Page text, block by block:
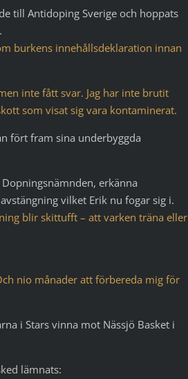
till Antidoping Sverige och hoppats
burkens innehållsdeklaration innan
inte fått svar. Jag har inte brutit
som visat sig vara kontaminerat.
fört fram sina underbyggda
erkänna
vilket Erik nu fogar sig i.
blir skittufft – att varken träna eller
nio månader att förbereda mig för
i Stars vinna mot Nässjö Basket i
lämnats: